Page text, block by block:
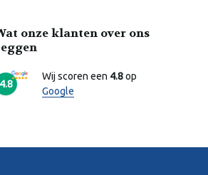
onze klanten over ons
4.8
Wij scoren een 4.8op
Google